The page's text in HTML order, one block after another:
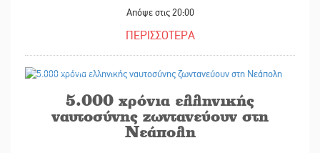
Απόψε στις 20:00
ΠΕΡΙΣΣΟΤΕΡΑ
5.000 χρόνια ελληνικής
ναυτοσύνης ζωντανεύουν στη
Νεάπολη